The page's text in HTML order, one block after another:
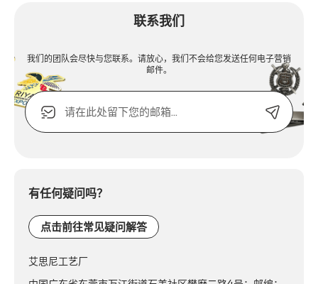
联系我们
我们的团队会尽快与您联系。请放心，我们不会给您发送任何电子营销
邮件。
电
子
邮
电
有任何疑问吗？
点击前往常见疑问解答
艾思尼工艺厂